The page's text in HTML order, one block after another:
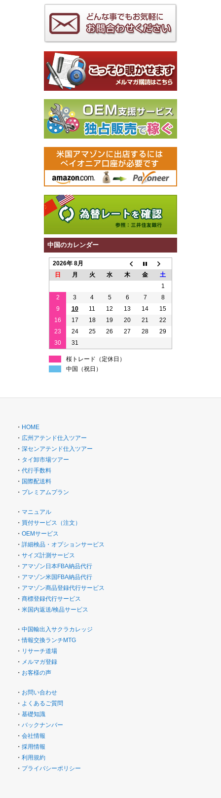
中国のカレンダー
2026年 8月
日
月 火 水 木 金
土
1
2
3 4 5 6 7
8
9
10 11 12 13 14
15
16
17 18 19 20 21
22
23
24 25 26 27 28
29
30
31
桜トレード（定休日）
中国（祝日）
・ HOME
・ 広州アテンド仕入ツアー
・ 深センアテンド仕入ツアー
・ タイ卸市場ツアー
・ 代行手数料
・ 国際配送料
・ プレミアムプラン
・ マニュアル
・ 買付サービス（注文）
・ OEMサービス
・ 詳細検品・オプションサービス
・ サイズ計測サービス
・ アマゾン日本FBA納品代行
・ アマゾン米国FBA納品代行
・ アマゾン商品登録代行サービス
・ 商標登録代行サービス
・ 米国内返送/検品サービス
・ 中国輸出入サクラカレッジ
・情報交換ランチMTG
・ リサーチ道場
・ メルマガ登録
・ お客様の声
・ お問い合わせ
・ よくあるご質問
・ 基礎知識
・ バックナンバー
・ 会社情報
・ 採用情報
・ 利用規約
・ プライバシーポリシー